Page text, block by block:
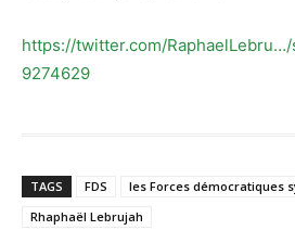
https://twitter.com/
9274629
TAGS FDS
les Forces démocratiques
Rhaphaël Lebrujah